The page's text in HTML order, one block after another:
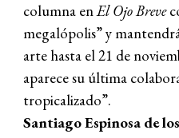
columna enEl Ojo Breve
megalópolis” y
arte hasta el 21 de
aparece su última
tropicalizado”.
Santiago Espinosa de